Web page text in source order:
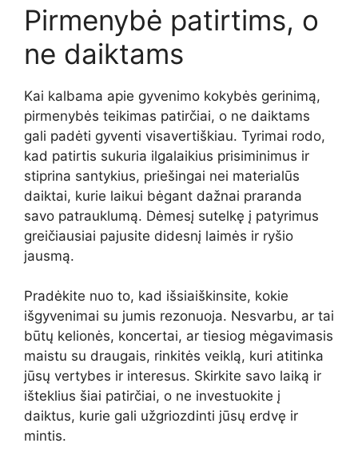
Pirmenybė patirtims, o
ne daiktams
Kai kalbama apie gyvenimo kokybės gerinimą,
pirmenybės teikimas patirčiai, o ne daiktams
gali padėti gyventi visavertiškiau. Tyrimai rodo,
kad patirtis sukuria ilgalaikius prisiminimus ir
stiprina santykius, priešingai nei materialūs
daiktai, kurie laikui bėgant dažnai praranda
savo patrauklumą. Dėmesį sutelkę į patyrimus
greičiausiai pajusite didesnį laimės ir ryšio
jausmą.
Pradėkite nuo to, kad išsiaiškinsite, kokie
išgyvenimai su jumis rezonuoja. Nesvarbu, ar tai
būtų kelionės, koncertai, ar tiesiog mėgavimasis
maistu su draugais, rinkitės veiklą, kuri atitinka
jūsų vertybes ir interesus. Skirkite savo laiką ir
išteklius šiai patirčiai, o ne investuokite į
daiktus, kurie gali užgriozdinti jūsų erdvę ir
mintis.